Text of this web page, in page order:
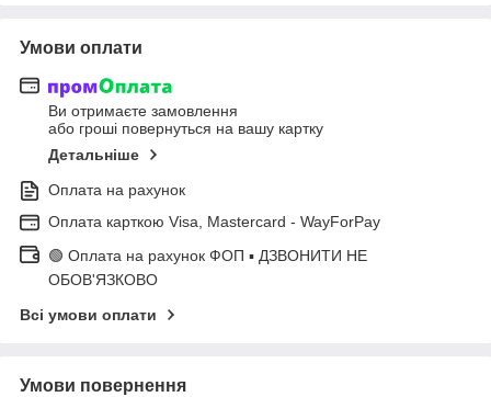
Умови оплати
Ви отримаєте замовлення
або гроші повернуться на вашу картку
Детальніше
Оплата на рахунок
Оплата карткою Visa, Mastercard - WayForPay
🟢 Оплата на рахунок ФОП ▪ ДЗВОНИТИ НЕ
ОБОВ'ЯЗКОВО
Всі умови оплати
Умови повернення